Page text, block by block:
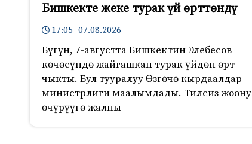
Бишкекте жеке турак үй өрттөндү
17:05 07.08.2026
Бүгүн, 7-августта Бишкектин Элебесов
көчөсүндө жайгашкан турак үйдөн өрт
чыкты. Бул тууралуу Өзгөчө кырдаалдар
министрлиги маалымдады. Тилсиз жоону
өчүрүүгө жалпы